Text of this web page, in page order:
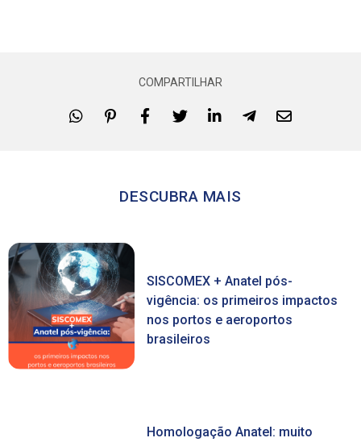
COMPARTILHAR
DESCUBRA MAIS
SISCOMEX + Anatel pós-
vigência: os primeiros impactos
nos portos e aeroportos
brasileiros
Homologação Anatel: muito